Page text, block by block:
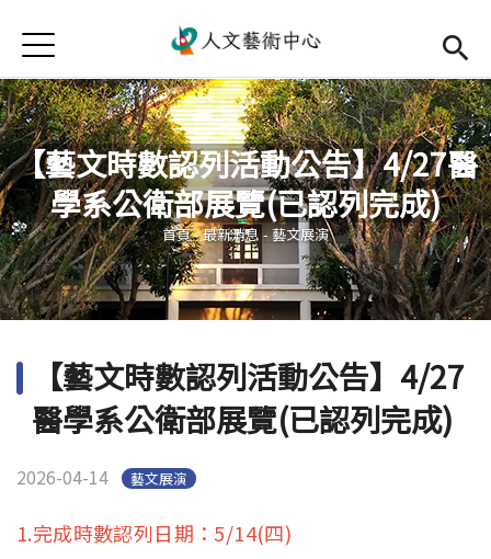
首頁
首頁
最新消息
中心簡介
Open
師資陣容
Open
藝文活動
活動集錦
【藝文時數認列活動公告】4/27醫
學系公衛部展覽(已認列完成)
您在這裡
首頁-最新消息-藝文展演
【藝文時數認列活動公告】4/27
醫學系公衛部展覽(已認列完成)
2026-04-14 藝文展演
1.完成時數認列日期：5/14(四)